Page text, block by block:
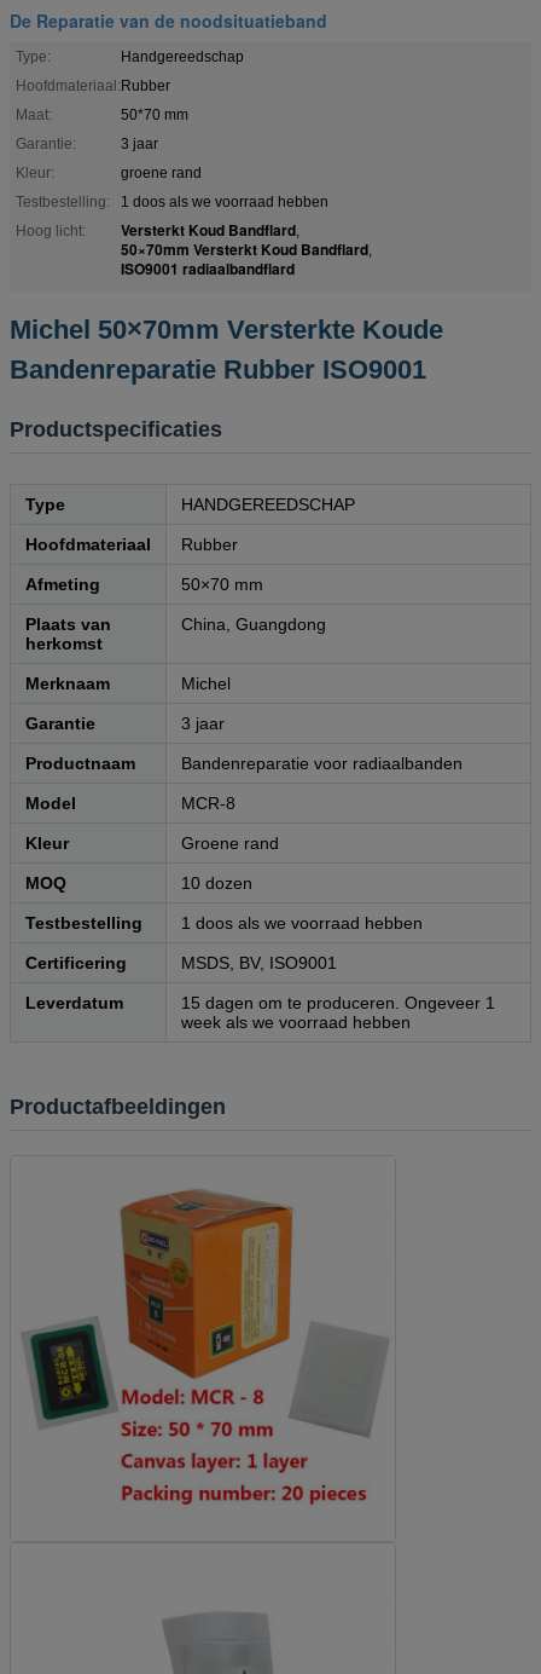
De Reparatie van de noodsituatieband
Type:
Handgereedschap
Hoofdmateriaal:Rubber
Maat:
50*70 mm
Garantie:
3 jaar
Kleur:
groene rand
Testbestelling:
1 doos als we voorraad hebben
Hoog licht:
Versterkt Koud Bandflard,
50×70mm Versterkt Koud Bandflard,
ISO9001 radiaalbandflard
Michel 50×70mm Versterkte Koude
Bandenreparatie Rubber ISO9001
Productspecificaties
Type HANDGEREEDSCHAP
Hoofdmateriaal Rubber
Afmeting 50×70 mm
Plaats van
herkomst
China, Guangdong
Merknaam Michel
Garantie 3 jaar
Productnaam Bandenreparatie voor radiaalbanden
Model MCR-8
Kleur Groene rand
MOQ 10 dozen
Testbestelling 1 doos als we voorraad hebben
Certificering MSDS, BV, ISO9001
Leverdatum
15 dagen om te produceren. Ongeveer 1
week als we voorraad hebben
Productafbeeldingen